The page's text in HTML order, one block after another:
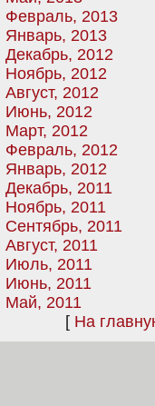
Февраль, 2013
Январь, 2013
Декабрь, 2012
Ноябрь, 2012
Август, 2012
Июнь, 2012
Март, 2012
Февраль, 2012
Январь, 2012
Декабрь, 2011
Ноябрь, 2011
Сентябрь, 2011
Август, 2011
Июль, 2011
Июнь, 2011
Май, 2011
[ На